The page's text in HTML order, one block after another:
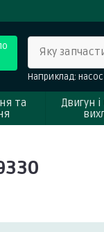
Яку
Наприклад:
та
Двигун